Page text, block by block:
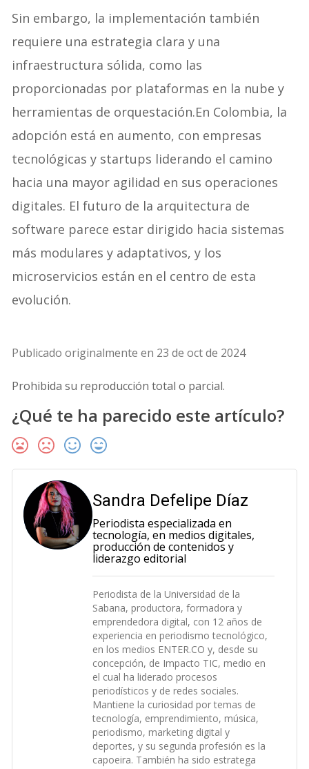
Sin embargo, la implementación también
requiere una estrategia clara y una
infraestructura sólida, como las
proporcionadas por plataformas en la nube y
herramientas de orquestación.En Colombia, la
adopción está en aumento, con empresas
tecnológicas y startups liderando el camino
hacia una mayor agilidad en sus operaciones
digitales. El futuro de la arquitectura de
software parece estar dirigido hacia sistemas
más modulares y adaptativos, y los
microservicios están en el centro de esta
evolución.
Publicado originalmente en 23 de oct de 2024
Prohibida su reproducción total o parcial.
¿Qué te ha parecido este artículo?
Sandra Defelipe Díaz
Periodista especializada en
tecnología, en medios digitales,
producción de contenidos y
liderazgo editorial
Periodista de la Universidad de la
Sabana, productora, formadora y
emprendedora digital, con 12 años de
experiencia en periodismo tecnológico,
en los medios ENTER.CO y, desde su
concepción, de Impacto TIC, medio en
el cual ha liderado procesos
periodísticos y de redes sociales.
Mantiene la curiosidad por temas de
tecnología, emprendimiento, música,
periodismo, marketing digital y
deportes, y su segunda profesión es la
capoeira. También ha sido estratega